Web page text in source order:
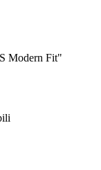
Modern Fit"